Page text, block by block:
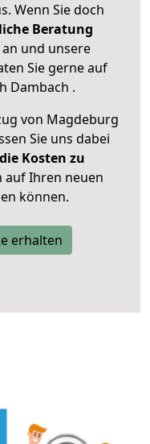
Wenn Sie doch
Beratung
und unsere
Sie gerne auf
Dambach .
von Magdeburg
Sie uns dabei
Kosten zu
auf Ihren neuen
können.
erhalten